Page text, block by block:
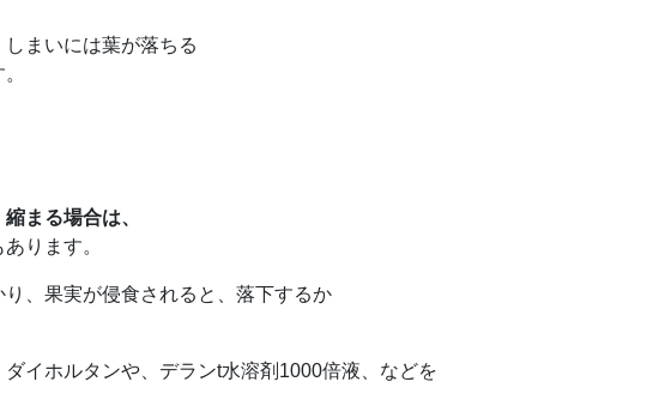
まいには葉が落ちる
まる場合は、
ります。
、果実が侵食されると、落下するか
イホルタンや、デランt水溶剤1000倍液、などを